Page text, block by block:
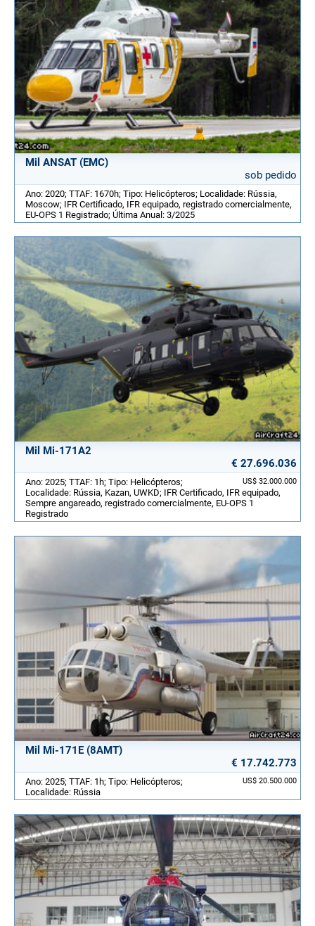
Mil ANSAT (EMC)
sob pedido
Ano: 2020; TTAF: 1670h; Tipo: Helicópteros; Localidade: Rússia,
Moscow; IFR Certificado, IFR equipado, registrado comercialmente,
EU-OPS 1 Registrado; Última Anual: 3/2025
Mil Mi-171A2
€ 27.696.036
US$ 32.000.000
Ano: 2025; TTAF: 1h; Tipo: Helicópteros;
Localidade: Rússia, Kazan, UWKD; IFR Certificado, IFR equipado,
Sempre angareado, registrado comercialmente, EU-OPS 1
Registrado
Mil Mi-171E (8AMT)
€ 17.742.773
US$ 20.500.000
Ano: 2025; TTAF: 1h; Tipo: Helicópteros;
Localidade: Rússia